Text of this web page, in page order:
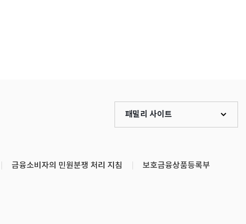
금융소비자의 민원분쟁 처리 지침 보호금융상품등록부
패밀리 사이트